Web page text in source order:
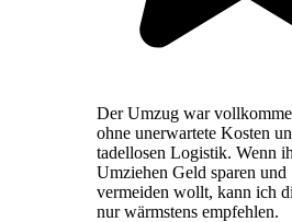
Der Umzug war
ohne unerwartete Kosten
tadellosen Logistik. Wenn
Umziehen Geld sparen und
vermeiden wollt, kann ich
nur wärmstens empfehlen.